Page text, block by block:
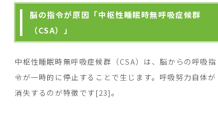
脳の指令が原因「中枢性睡眠時無呼吸症候群
（CSA）」
中枢性睡眠時無呼吸症候群（CSA）は、脳からの呼吸指
令が一時的に停止することで生じます。呼吸努力自体が
消失するのが特徴です[23]。